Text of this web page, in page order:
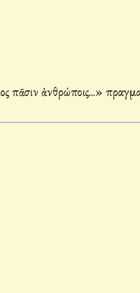
πᾶσιν ἀνθρώποις...»